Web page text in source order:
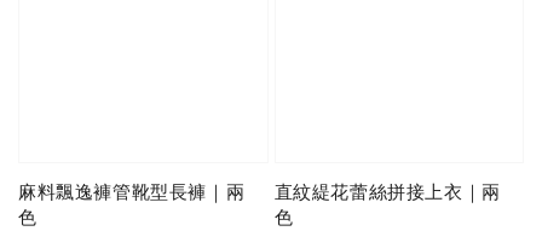
麻料飄逸褲管靴型長褲｜兩
色
直紋緹花蕾絲拼接上衣｜兩
色